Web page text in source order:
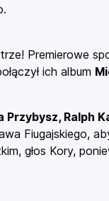
Premierowe
ich album
Ralph
Fiugajskiego,
głos Kory,